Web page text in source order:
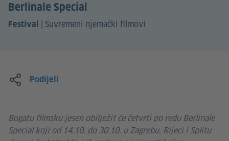
Berlinale Special
Festival | Suvremeni njemački filmovi
Bogatu filmsku jesen obilježit će četvrti po redu Berlinale
Special koji od 14.10. do 30.10. u Zagrebu, Rijeci i Splitu
Podijeli